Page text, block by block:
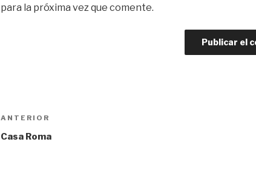
para la próxima vez que comente.
Navegación
de
Entrada
anterior:
ANTERIOR
Casa Roma